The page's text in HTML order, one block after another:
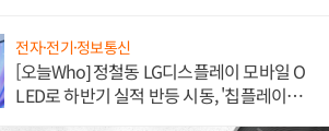
전자·전기·정보통신
[오늘Who] 정철동 LG디스플레이 모바일 O
LED로 하반기 실적 반등 시동, '칩플레이